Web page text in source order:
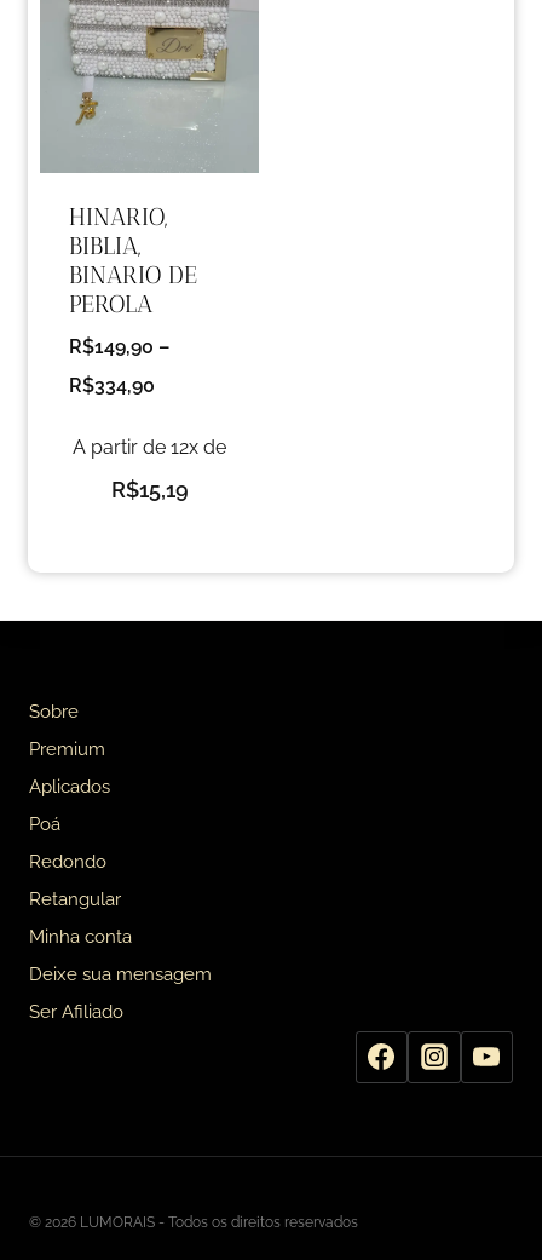
HINARIO,
BIBLIA,
BINARIO DE
PEROLA
R$149,90 –
R$334,90
A partir de 12x de
R$15,19
Sobre
Premium
Aplicados
Poá
Redondo
Retangular
Minha conta
Deixe sua mensagem
Ser Afiliado
© 2026 LUMORAIS - Todos os direitos reservados